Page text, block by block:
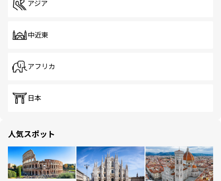
アジア
中近東
アフリカ
日本
人気スポット